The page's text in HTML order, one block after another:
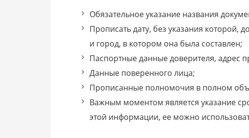
Обязательное указание названия
Прописать дату, без указания которой,
и город, в котором она была составлен;
Паспортные данные доверителя, адрес
Данные поверенного лица;
Прописанные полномочия в полном
Важным моментом является указание
этой информации, ее можно